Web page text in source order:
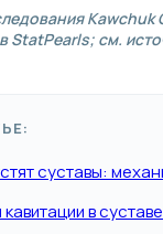
Kawchuk
StatPearls; см.
суставы:
в суставе